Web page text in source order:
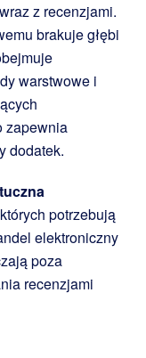
z recenzjami.
brakuje głębi
warstwowe i
zapewnia
dodatek.
których potrzebują
elektroniczny
poza
recenzjami